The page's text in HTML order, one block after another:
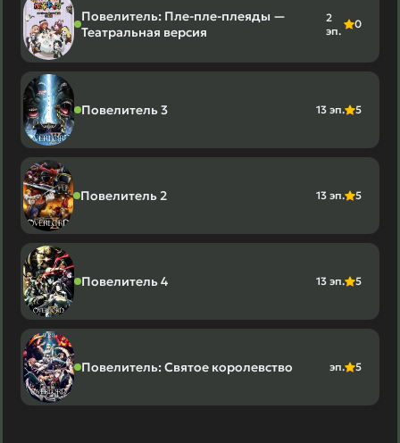
Повелитель: Пле-пле-плеяды —
Театральная версия
2
эп.
0
Повелитель 3 13 эп. 5
Повелитель 2 13 эп. 5
Повелитель 4 13 эп. 5
Повелитель: Святое королевство эп. 5